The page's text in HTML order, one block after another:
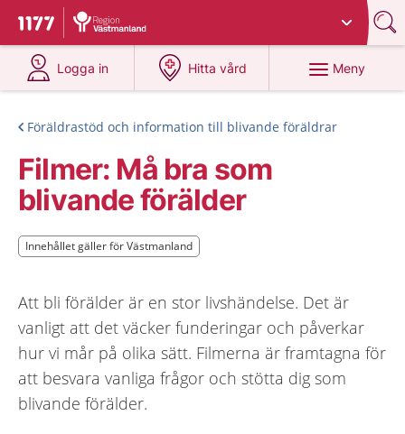
Till startsidan för 1177
Du har valt region
Logga in
på 1177.se
Hitta vård
på 1177.se
Meny
Föräldrastöd och information till blivande föräldrar
Filmer: Må bra som
blivande förälder
Innehållet gäller för Västmanland
Innehållet gäller för Västmanland
Att bli förälder är en stor livshändelse. Det är
vanligt att det väcker funderingar och påverkar
hur vi mår på olika sätt. Filmerna är framtagna för
att besvara vanliga frågor och stötta dig som
blivande förälder.